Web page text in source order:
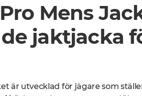
Mens
jaktjacka
är utvecklad för jägare som